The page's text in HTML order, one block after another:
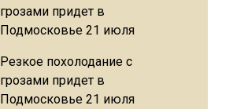
Резкое похолодание с
грозами придет в
Подмосковье 21 июля